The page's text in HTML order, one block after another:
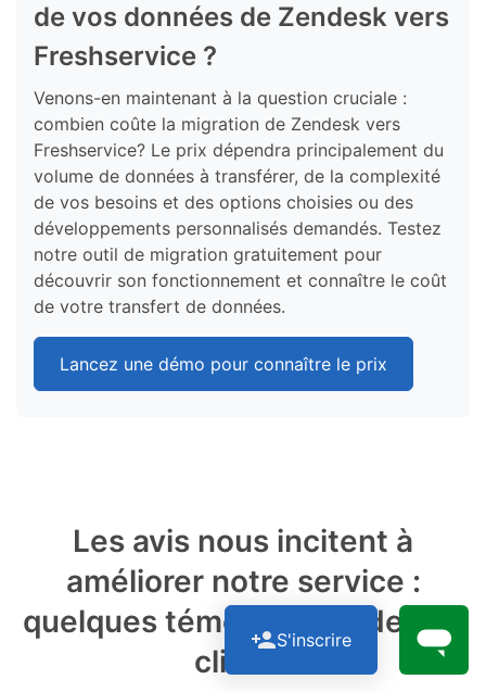
de vos données de Zendesk vers
Freshservice ?
Venons-en maintenant à la question cruciale :
combien coûte la migration de Zendesk vers
Freshservice? Le prix dépendra principalement du
volume de données à transférer, de la complexité
de vos besoins et des options choisies ou des
développements personnalisés demandés. Testez
notre outil de migration gratuitement pour
découvrir son fonctionnement et connaître le coût
de votre transfert de données.
Lancez une démo pour connaître le prix
Les avis nous incitent à
améliorer notre service :
quelques témoignages de nos
clients
S'inscrire